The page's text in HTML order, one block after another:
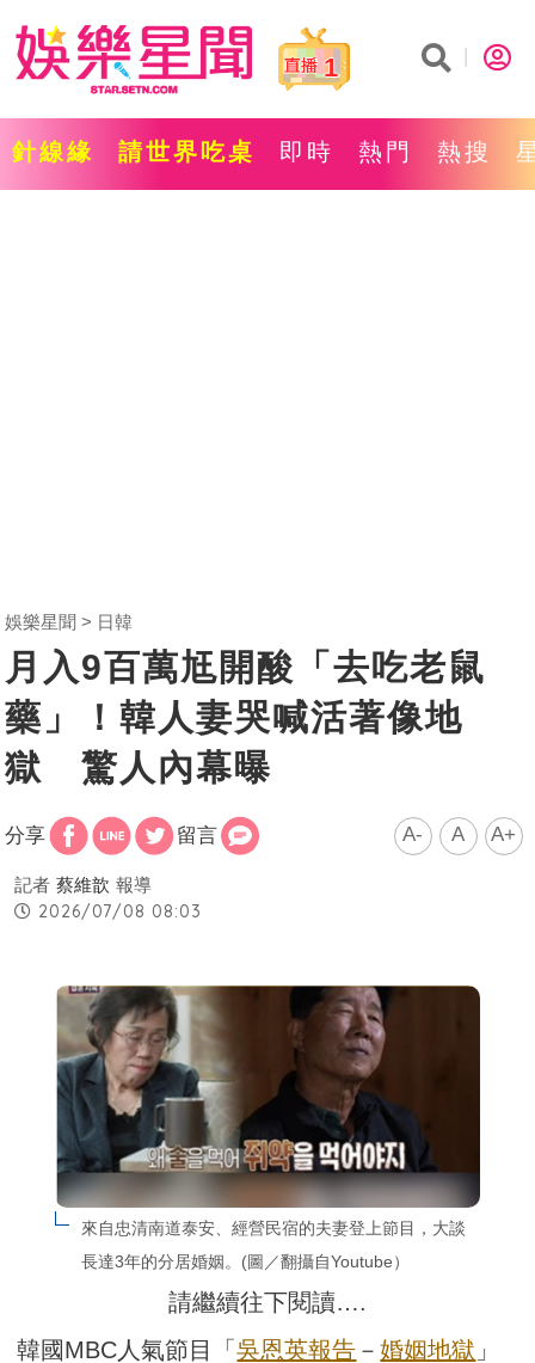
1
針線緣 請世界吃桌 即時 熱門 熱搜
娛樂星聞 日韓
月入9百萬尪開酸「去吃老鼠
藥」！韓人妻哭喊活著像地
獄 驚人內幕曝
分享 留言 A- A A+
記者 蔡維歆 報導
2026/07/08 08:03
來自忠清南道泰安、經營民宿的夫妻登上節目，大談
長達3年的分居婚姻。(圖／翻攝自Youtube）
請繼續往下閱讀….
韓國MBC人氣節目「吳恩英報告 －婚姻地獄 」